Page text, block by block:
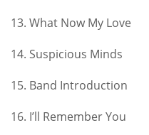
13. What Now My Love
14. Suspicious Minds
15. Band Introduction
16. I’ll Remember You